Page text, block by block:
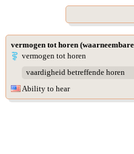
vermogen tot horen
vermogen tot horen
vaardigheid betreffende horen
Ability to hear